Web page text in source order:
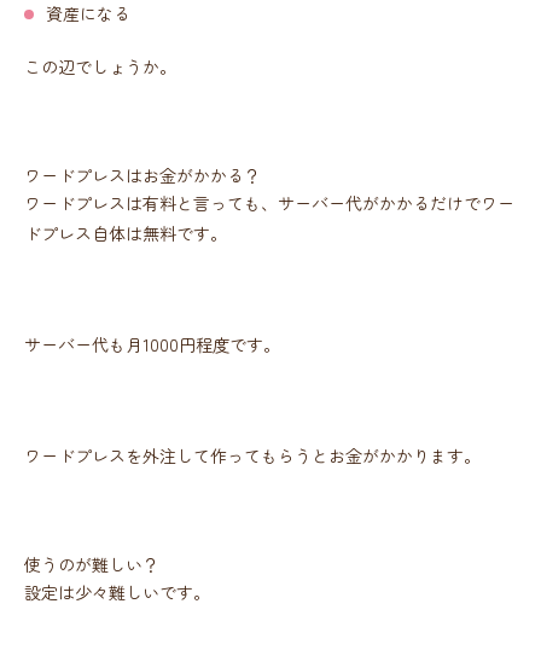
資産になる
この辺でしょうか。
ワードプレスはお金がかかる？
ワードプレスは有料と言っても、サーバー代がかかるだけでワー
ドプレス自体は無料です。
サーバー代も月1000円程度です。
ワードプレスを外注して作ってもらうとお金がかかります。
使うのが難しい？
設定は少々難しいです。